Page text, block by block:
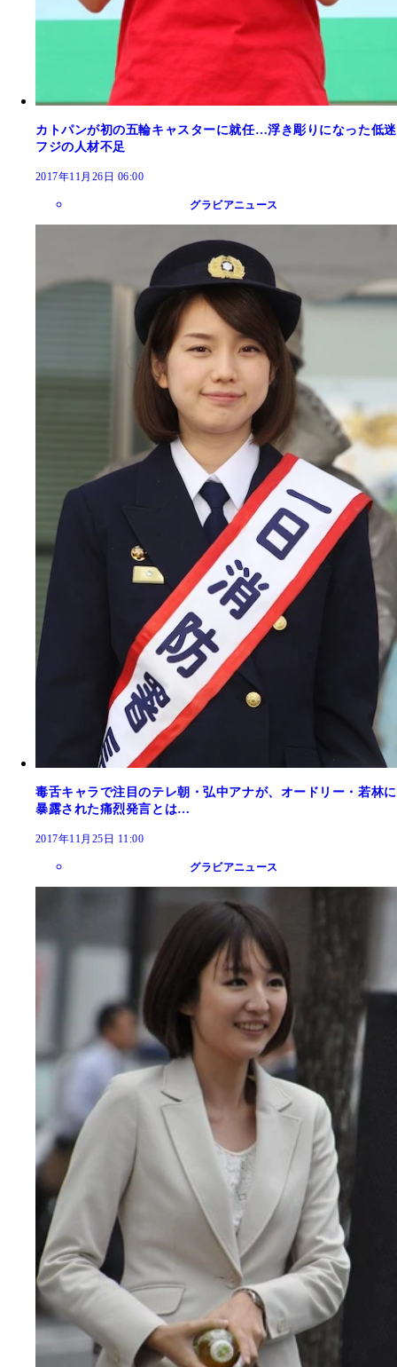
カトパンが初の五輪キャスターに就任…浮き彫りになった低迷
フジの人材不足
2017年11月26日 06:00
グラビアニュース
毒舌キャラで注目のテレ朝・弘中アナが、オードリー・若林に
暴露された痛烈発言とは…
2017年11月25日 11:00
グラビアニュース